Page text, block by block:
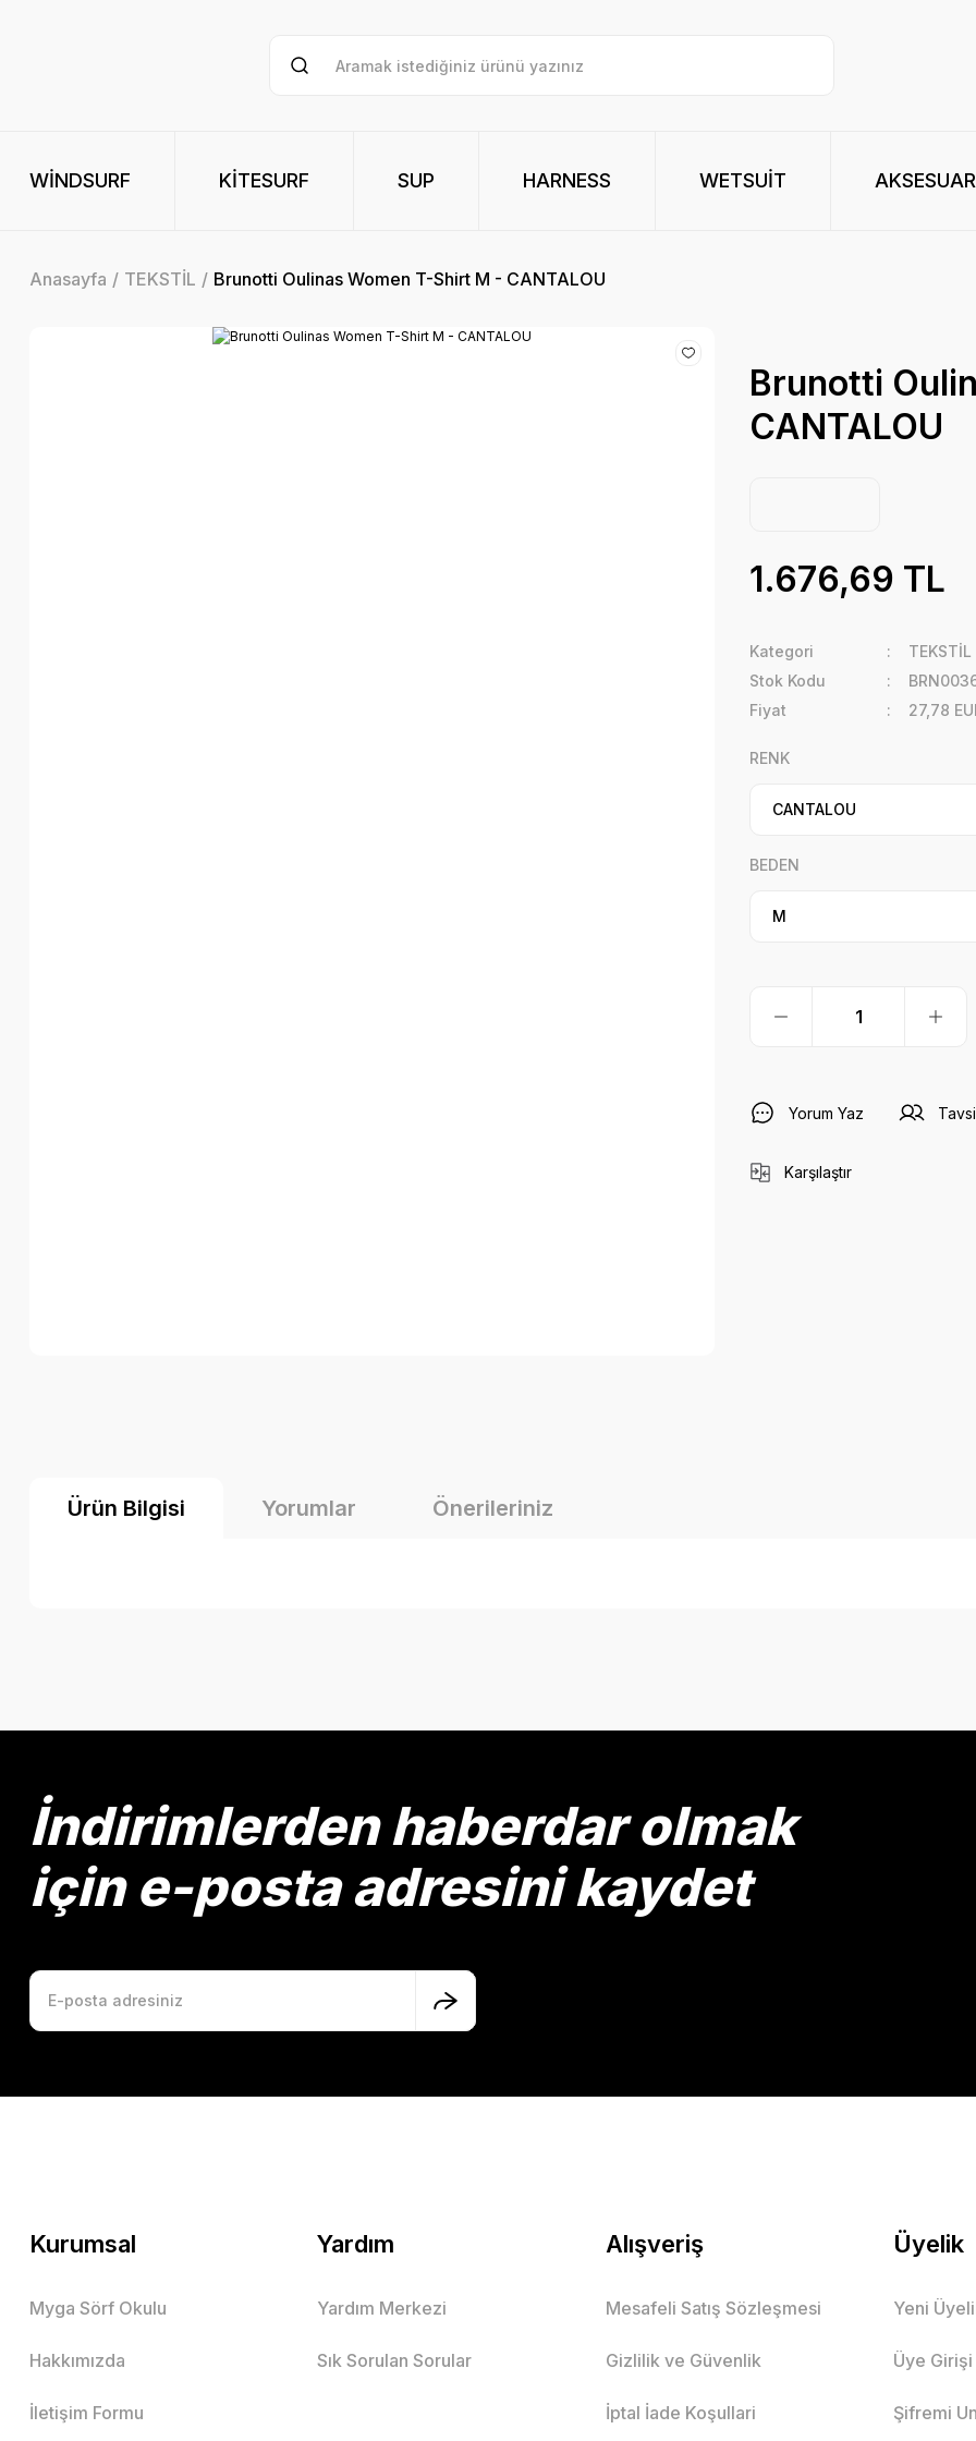
WİNDSURF KİTESURF SUP HARNESS WETSUİT AKSESUAR
Anasayfa TEKSTİL Brunotti Oulinas Women T-Shirt M - CANTALOU
Brunotti
CANTALOU
1.676,69 TL
Kategori TEKSTİL
Stok Kodu
Fiyat
27,78
RENK
BEDEN
Yorum Yaz
Karşılaştır
Ürün Bilgisi Yorumlar Önerileriniz
Ürün resmi kalitesiz, bozuk veya görüntülenemiyor.
Ürün fiyatı diğer sitelerden daha pahalı.
Bu ürüne benzer farklı alternatifler olmalı.
İndirimlerden haberdar olmak
için e-posta adresini kaydet
Kurumsal
Myga Sörf Okulu
Hakkımızda
İletişim Formu
Yardım
Yardım Merkezi
Sık Sorulan Sorular
Alışveriş
Mesafeli Satış Sözleşmesi
Gizlilik ve Güvenlik
İptal İade Koşullari
Üyelik
Yeni
Üye Girişi
Şifremi